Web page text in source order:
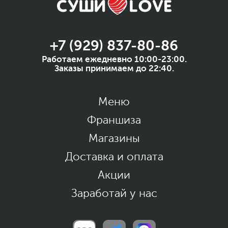
+7 (929) 837-80-86
Работаем ежедневно 10:00-23:00.
Заказы принимаем до 22:40.
Меню
Франшиза
Магазины
Доставка и оплата
Акции
Заработай у нас